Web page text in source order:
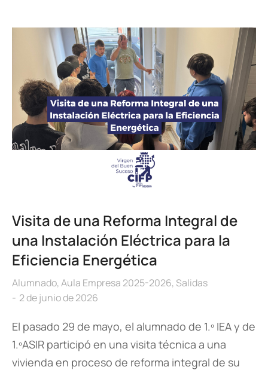
Visita de una Reforma Integral de
una Instalación Eléctrica para la
Eficiencia Energética
Alumnado,Aula Empresa 2025-2026,Salidas
2 de junio de 2026
El pasado 29 de mayo, el alumnado de 1.º IEA y de
1.ºASIR participó en una visita técnica a una
vivienda en proceso de reforma integral de su